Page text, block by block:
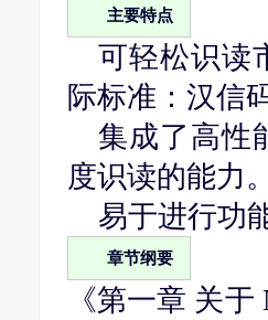
主要特点
可轻松识读
际标准：汉信
集成了高性
度识读的能力
易于进行功
章节纲要
《第一章 关